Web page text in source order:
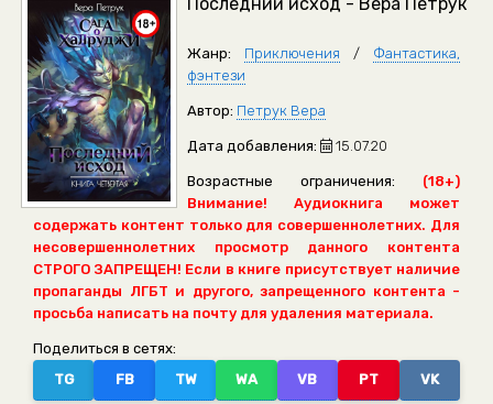
Жанр: Приключения / Фантастика,
фэнтези
Автор: Петрук Вера
Дата добавления: 15.07.20
Возрастные ограничения:
(18+)
Внимание! Аудиокнига может
содержать контент только для совершеннолетних. Для
несовершеннолетних просмотр данного контента
СТРОГО ЗАПРЕЩЕН! Если в книге присутствует наличие
пропаганды ЛГБТ и другого, запрещенного контента -
просьба написать на почту для удаления материала.
Поделиться в сетях:
TG
FB TW WA VB PT VK